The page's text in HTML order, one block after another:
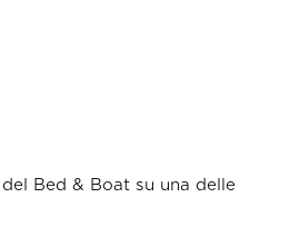
Bed & Boat su una delle